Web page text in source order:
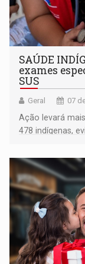
SAÚDE
exames
SUS
Geral 07
Ação levará
478 indígenas,